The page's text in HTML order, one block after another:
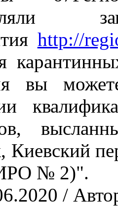
http://
вы
Киевский
№ 2)".
/